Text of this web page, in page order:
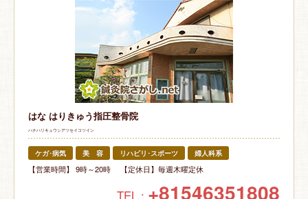
はな はりきゅう指圧整骨院
ハナハリキュウシアツセイコツイン
ケガ･病気 美 容 リハビリ･スポーツ 婦人科系
【営業時間】 9時～20時 【定休日】毎週木曜定休
TEL : +81546351808